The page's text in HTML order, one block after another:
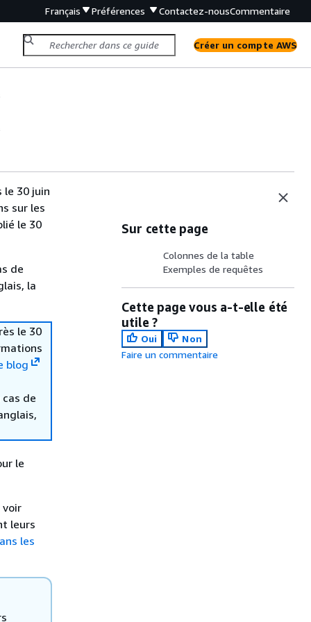
Français Préférences Contactez-nousCommentaire
Créer un compte AWS
le 30 juin
sur les
le 30
de
la
le 30
blog
de
le
voir
leurs
les
Sur cette page
Colonnes de la table
Exemples de requêtes
Cette page vous a-t-elle été
utile ?
Oui
Non
Faire un commentaire